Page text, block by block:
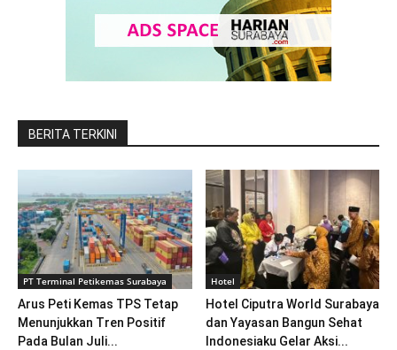
BERITA TERKINI
PT Terminal Petikemas Surabaya
Arus Peti Kemas TPS Tetap
Menunjukkan Tren Positif
Pada Bulan Juli...
Hotel
Hotel Ciputra World Surabaya
dan Yayasan Bangun Sehat
Indonesiaku Gelar Aksi...